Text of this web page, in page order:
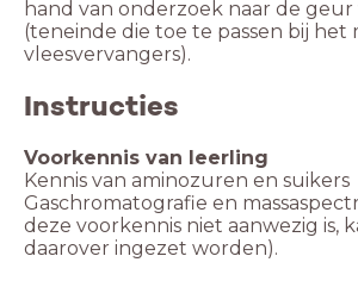
hand van onderzoek naar de geur
(teneinde die toe te passen bij het
vleesvervangers).
Instructies
Voorkennis van leerling
Kennis van aminozuren en suikers
Gaschromatografie en
deze voorkennis niet aanwezig is,
daarover ingezet worden).